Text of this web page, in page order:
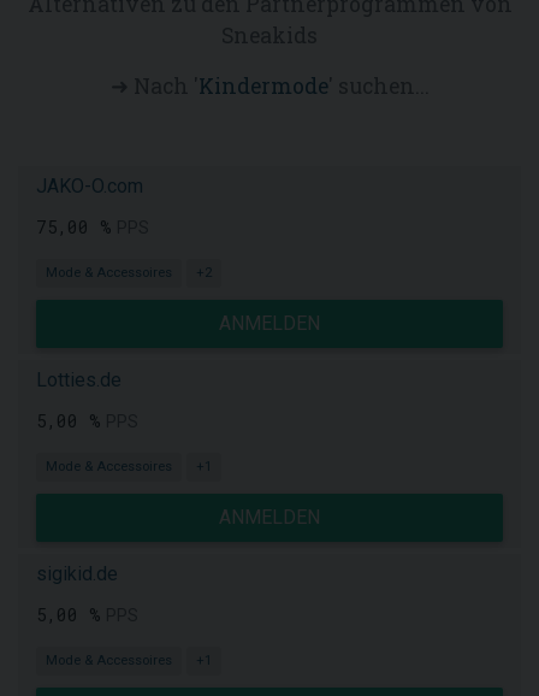
Kindermode
JAKO-O.com
75,00 %
Mode & Accessoires +2
ANMELDEN
Lotties.de
5,00 %
Mode & Accessoires +1
ANMELDEN
sigikid.de
5,00 %
Mode & Accessoires +1